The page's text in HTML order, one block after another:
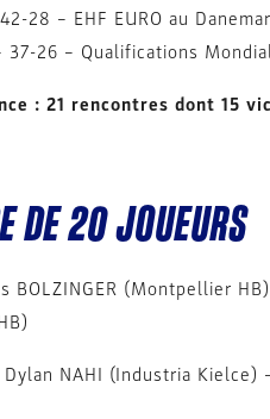
28 – EHF EURO au
37-26 – Qualifications
: 21 rencontres dont 15
DE 20 JOUEURS
BOLZINGER (Montpellier
Dylan NAHI (Industria Kielce)